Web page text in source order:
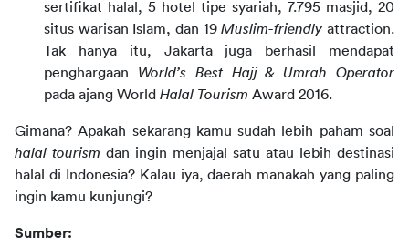
sertifikat halal, 5 hotel tipe syariah, 7.795 masjid, 20
situs warisan Islam, dan 19Muslim-friendly attraction.
Tak hanya itu, Jakarta juga berhasil mendapat
penghargaan World’s Best Hajj & Umrah Operator
pada ajang World Halal Tourism Award 2016.
Gimana? Apakah sekarang kamu sudah lebih paham soal
halal tourism dan ingin menjajal satu atau lebih destinasi
halal di Indonesia? Kalau iya, daerah manakah yang paling
ingin kamu kunjungi?
Sumber: